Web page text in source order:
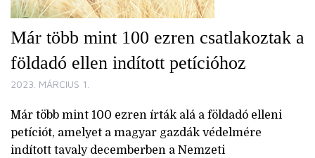
Már több mint 100 ezren csatlakoztak a
földadó ellen indított petícióhoz
2023. MÁRCIUS 1.
Már több mint 100 ezren írták alá a földadó elleni
petíciót, amelyet a magyar gazdák védelmére
indított tavaly decemberben a Nemzeti